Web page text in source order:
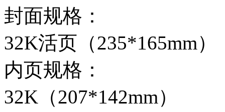
封面规格：
32K活页（235*165mm）
内页规格：
32K（207*142mm）